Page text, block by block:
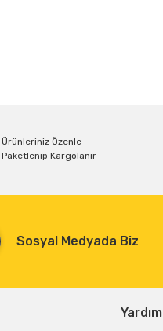
Ürünleriniz Özenle
Paketlenip Kargolanır
Sosyal Medyada Biz
Yardım